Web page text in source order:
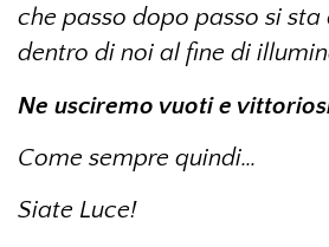
che passo dopo passo si
dentro di noi al fine di
Ne usciremo vuoti e
Come sempre quindi…
Siate Luce!